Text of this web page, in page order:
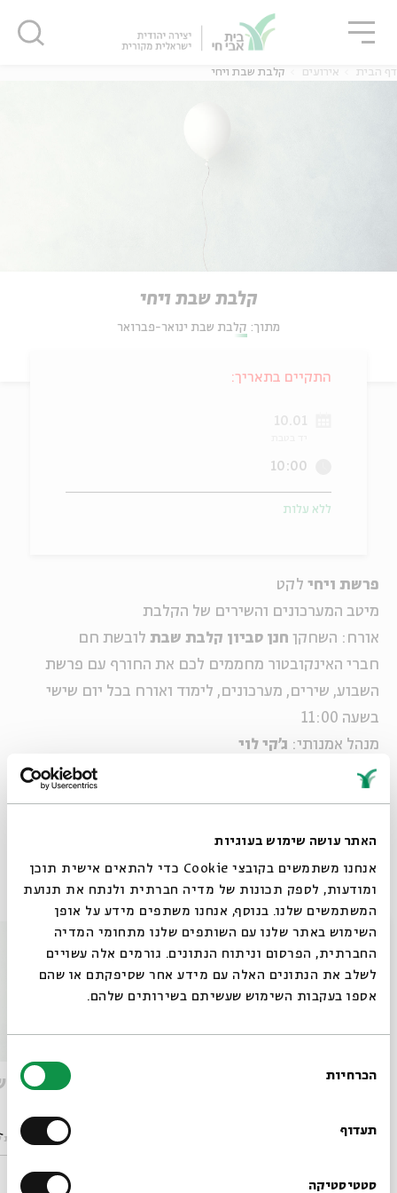
האתר עושה שימוש בעוגיות
אנחנו משתמשים בקובצי Cookie כדי להתאים אישית תוכן
ומודעות, לספק תכונות של מדיה חברתית ולנתח את תנועת
המשתמשים שלנו. בנוסף, אנחנו משתפים מידע על אופן
השימוש באתר שלנו עם השותפים שלנו מתחומי המדיה
החברתית, הפרסום וניתוח הנתונים. גורמים אלה עשויים
לשלב את הנתונים האלה עם מידע אחר שסיפקתם או שהם
אספו בעקבות השימוש שעשיתם בשירותים שלהם.
הסכמה
הכרחיות
תעדוף
סטטיסטיקה
דף הבית אירועים קלבת שבת ויחי
קלבת שבת ויחי
מתוך: קלבת שבת ינואר-פברואר
פרשת ויחי לקט
מיטב המערכונים והשירים של הקלבת
אורח: השחקן חנן סביון קלבת שבת לובשת חם
חברי האינקובטור מחממים לכם את החורף עם פרשת
השבוע, שירים, מערכונים, לימוד ואורח בכל יום שישי
בשעה 11:00
מנהל אמנותי: ג'קי לוי
התקיים בתאריך:
10.01
10:00
ללא עלות
אירועים נוספים בסדרה
קלבת שבת תרומה
מתוך:
קלבת
מתוך: קלבת
סגור
סגור